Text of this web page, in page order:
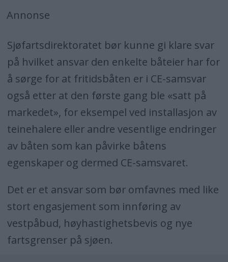
Annonse
Sjøfartsdirektoratet bør kunne gi klare svar
på hvilket ansvar den enkelte båteier har for
å sørge for at fritidsbåten er i CE-samsvar
også etter at den første gang ble «satt på
markedet», for eksempel ved installasjon av
teinehalere eller andre vesentlige endringer
av båten som kan påvirke båtens
egenskaper og dermed CE-samsvaret.
Det er et ansvar som bør omfavnes med like
stort engasjement som innføring av
vestpåbud, høyhastighetsbevis og nye
fartsgrenser på sjøen.